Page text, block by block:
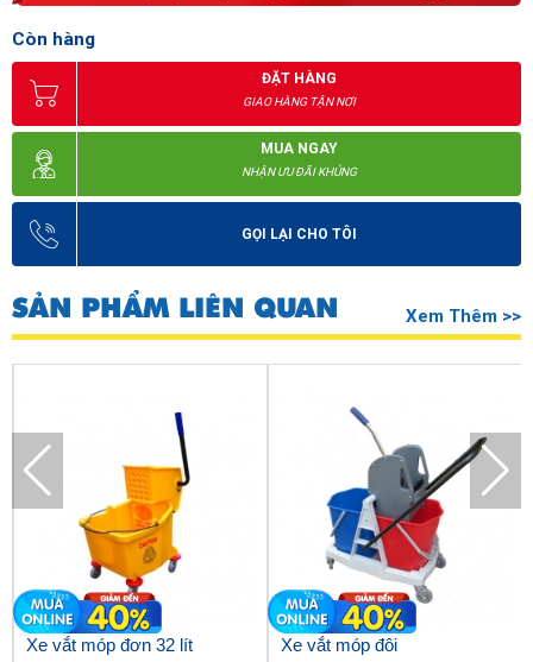
Còn hàng
ĐẶT HÀNG
GIAO HÀNG TẬN NƠI
MUA NGAY
NHẬN ƯU ĐÃI KHỦNG
GỌI LẠI CHO TÔI
SẢN PHẨM LIÊN QUAN Xem Thêm >>
Xe vắt móp đơn 32 lít Xe vắt móp đôi